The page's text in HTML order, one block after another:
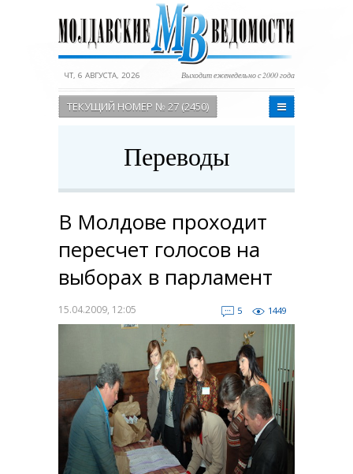
ЧТ, 6 АВГУСТА, 2026 Выходит еженедельно с 2000 года
ТЕКУЩИЙ НОМЕР № 27 (2450)
Переводы
В Молдове проходит
пересчет голосов на
выборах в парламент
15.04.2009, 12:05 5 1449